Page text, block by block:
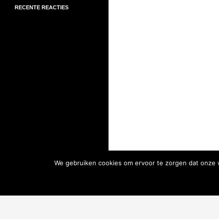
RECENTE REACTIES
We gebruiken cookies om ervoor te zorgen dat